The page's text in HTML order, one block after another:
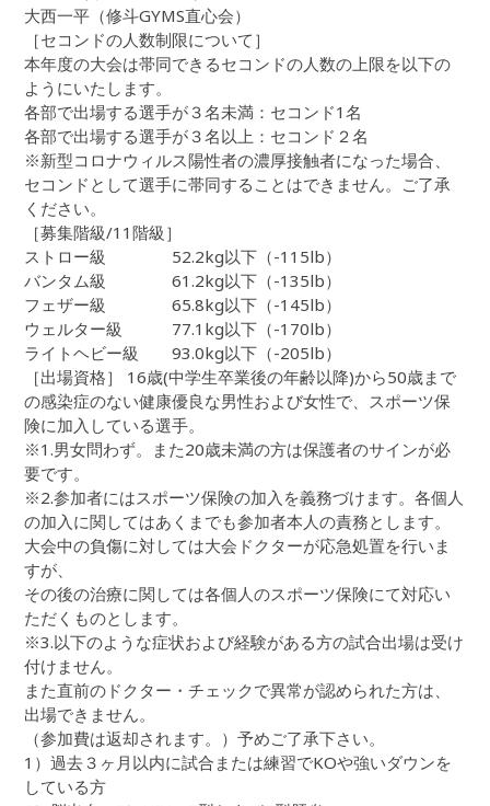
大西一平（修斗GYMS直心会）
［セコンドの人数制限について］
本年度の大会は帯同できるセコンドの人数の上限を以下の
ようにいたします。
各部で出場する選手が３名未満：セコンド1名
各部で出場する選手が３名以上：セコンド２名
※新型コロナウィルス陽性者の濃厚接触者になった場合、
セコンドとして選手に帯同することはできません。ご了承
ください。
［募集階級/11階級］
ストロー級 52.2kg以下（-115lb）
バンタム級 61.2kg以下（-135lb）
フェザー級 65.8kg以下（-145lb）
ウェルター級 77.1kg以下（-170lb）
ライトヘビー級 93.0kg以下（-205lb）
［出場資格］ 16歳(中学生卒業後の年齢以降)から50歳まで
の感染症のない健康優良な男性および女性で、スポーツ保
険に加入している選手。
※1.男女問わず。また20歳未満の方は保護者のサインが必
要です。
※2.参加者にはスポーツ保険の加入を義務づけます。各個人
の加入に関してはあくまでも参加者本人の責務とします。
大会中の負傷に対しては大会ドクターが応急処置を行いま
すが、
その後の治療に関しては各個人のスポーツ保険にて対応い
ただくものとします。
※3.以下のような症状および経験がある方の試合出場は受け
付けません。
また直前のドクター・チェックで異常が認められた方は、
出場できません。
（参加費は返却されます。）予めご了承下さい。
1）過去３ヶ月以内に試合または練習でKOや強いダウンを
している方